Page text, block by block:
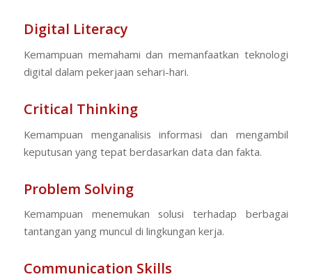
Digital Literacy
Kemampuan memahami dan memanfaatkan teknologi
digital dalam pekerjaan sehari-hari.
Critical Thinking
Kemampuan menganalisis informasi dan mengambil
keputusan yang tepat berdasarkan data dan fakta.
Problem Solving
Kemampuan menemukan solusi terhadap berbagai
tantangan yang muncul di lingkungan kerja.
Communication Skills